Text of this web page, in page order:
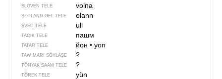
SLOVEN TELE volna
ŞOTLAND GEL TELE olann
ŞVED TELE ull
TACIK TELE пашм
TATAR TELE йон• yon
TAW MARI SÖYLÄŞE ?
TÖNYAK SAAM TELE ?
TÖREK TELE yün